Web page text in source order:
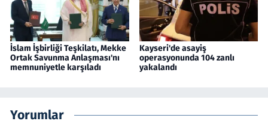
İslam İşbirliği Teşkilatı, Mekke
Ortak Savunma Anlaşması'nı
memnuniyetle karşıladı
Kayseri'de asayiş
operasyonunda 104 zanlı
yakalandı
Yorumlar